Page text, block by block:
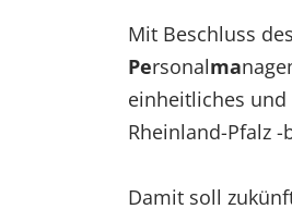
Mit Beschluss
Personalma
einheitliches
Rheinland-Pfalz
Damit soll